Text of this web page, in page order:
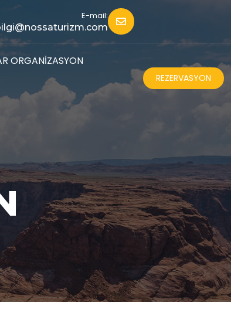
E-mail:
ORGANIZASYON
REZERVASYON